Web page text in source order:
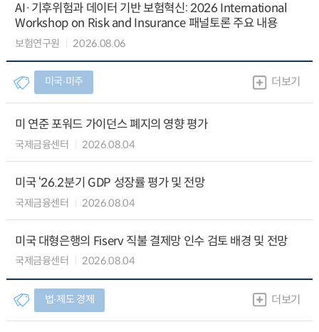
AI·기후위험과 데이터 기반 보험혁신: 2026 International
Workshop on Risk and Insurance 패널토론 주요 내용
보험연구원 2026.08.06
미국∙미주 더보기
미 연준 포워드 가이던스 폐지의 영향 평가
국제금융센터 2026.08.04
미국 ‘26.2분기 GDP 성장률 평가 및 전망
국제금융센터 2026.08.04
미국 대형은행의 Fiserv 직불 결제망 인수 검토 배경 및 전망
국제금융센터 2026.08.04
법∙제도 경제 더보기